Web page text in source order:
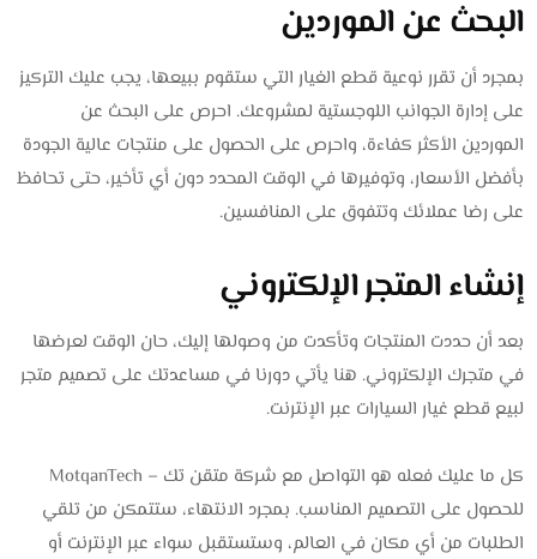
البحث عن الموردين
بمجرد أن تقرر نوعية قطع الغيار التي ستقوم ببيعها، يجب عليك التركيز
على إدارة الجوانب اللوجستية لمشروعك. احرص على البحث عن
الموردين الأكثر كفاءة، واحرص على الحصول على منتجات عالية الجودة
بأفضل الأسعار، وتوفيرها في الوقت المحدد دون أي تأخير، حتى تحافظ
على رضا عملائك وتتفوق على المنافسين.
إنشاء المتجر الإلكتروني
بعد أن حددت المنتجات وتأكدت من وصولها إليك، حان الوقت لعرضها
في متجرك الإلكتروني. هنا يأتي دورنا في مساعدتك على تصميم متجر
لبيع قطع غيار السيارات عبر الإنترنت.
كل ما عليك فعله هو التواصل مع شركة متقن تك – MotqanTech
للحصول على التصميم المناسب. بمجرد الانتهاء، ستتمكن من تلقي
الطلبات من أي مكان في العالم، وستستقبل سواء عبر الإنترنت أو